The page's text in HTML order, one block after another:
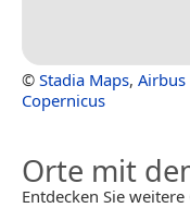
© Stadia Maps, Airbus
Copernicus
Orte mit
Entdecken Sie